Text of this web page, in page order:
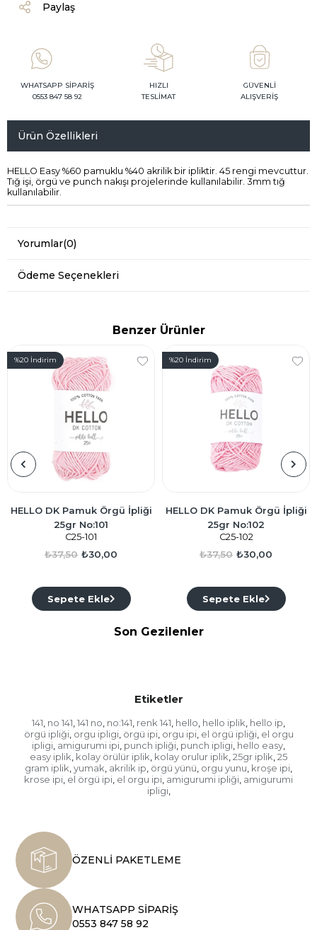
Paylaş
WHATSAPP SİPARİŞ
0553 847 58 92
HIZLI
TESLİMAT
GÜVENLİ
ALIŞVERİŞ
Ürün Özellikleri
HELLO Easy %60 pamuklu %40 akrilik bir ipliktir. 45 rengi mevcuttur.
Tığ işi, örgü ve punch nakışı projelerinde kullanılabilir. 3mm tığ
kullanılabilir.
Yorumlar(0)
Ödeme Seçenekleri
Benzer Ürünler
HELLO DK Pamuk Örgü İpliği
25gr No:101
C25-101
₺30,00
₺37,50
Sepete Ekle
%20 İndirim
HELLO DK Pamuk Örgü İpliği
25gr No:102
C25-102
₺30,00
₺37,50
Sepete Ekle
%20 İndirim
Son Gezilenler
Etiketler
141, no 141, 141 no, no:141, renk 141, hello, hello iplik, hello ip,
örgü ipliği, orgu ipligi, örgü ipi, orgu ipi, el örgü ipliği, el orgu
ipligi, amigurumi ipi, punch ipliği, punch ipligi, hello easy,
easy iplik, kolay örülür iplik, kolay orulur iplik, 25gr iplik, 25
gram iplik, yumak, akrilik ip, örgü yünü, orgu yunu, kroşe ipi,
krose ipi, el örgü ipi, el orgu ipi, amigurumi ipliği, amigurumi
ipligi,
ÖZENLİ PAKETLEME
WHATSAPP SİPARİŞ
0553 847 58 92